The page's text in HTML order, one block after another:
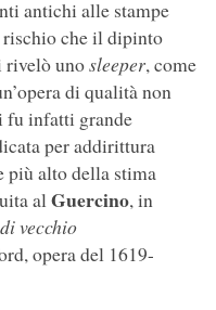
antichi alle stampe
rischio che il dipinto
rivelò unosleeper, come
di qualità non
fu infatti grande
per addirittura
più alto della stima
alGuercino, in
vecchio
opera del 1619-